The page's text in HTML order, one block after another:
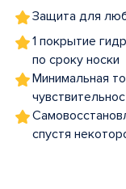
Защита для
1 покрытие
по сроку носки
Минимальная
спустя